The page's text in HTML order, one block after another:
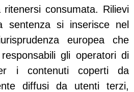
consumata. Rilievi
sentenza si inserisce nel
europea che
gli operatori di
i contenuti coperti da
diffusi da utenti terzi,